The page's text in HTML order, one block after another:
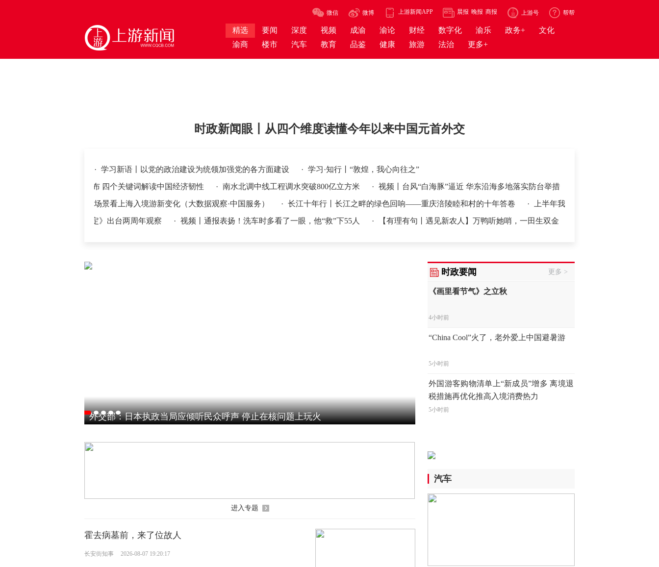
微信 微博 上游新闻APP 晨报 晚报 商报 上游号 帮帮
精选 要闻 深度 视频 成渝 渝论 财经 数字化 渝乐 政务+
文化
渝商
楼市 汽车 教育 品鉴 健康 旅游 法治 更多+
时政新闻眼丨从四个维度读懂今年以来中国元首外交
· 学习新语丨以党的政治建设为统领加强党的各方面建设 · 学习·知行丨“敦煌，我心向往之”
视频丨最新外贸数据公布 四个关键词解读中国经济韧性 · 南水北调中线工程调水突破800亿立方米 · 视频丨台风“白海豚”逼近 华东沿海多地落实防台举措
三个场景看上海入境游新变化（大数据观察·中国服务） · 长江十年行丨长江之畔的绿色回响——重庆涪陵睦和村的十年答卷 · 上半年我国机械工业规上企业增加值同
为基层减负若干规定》出台两周年观察 · 视频丨通报表扬！洗车时多看了一眼，他“救”下55人 · 【有理有句丨遇见新农人】万鸭听她哨，一田生双金 ·
外交部：日本执政当局应倾听民众呼声 停止在核问题上玩火
进入专题
霍去病墓前，来了位故人
长安街知事 2026-08-07 19:20:17
时政要闻 更多 >
4小时前
《画里看节气》之立秋
4小时前
“China Cool”火了，老外爱上中国避暑游
5小时前
外国游客购物清单上“新成员”增多 离境退
税措施再优化推高入境消费热力
5小时前
5小时前
【中国那些事儿】基建赋能、产业共进、
认同
5小时前
汽车